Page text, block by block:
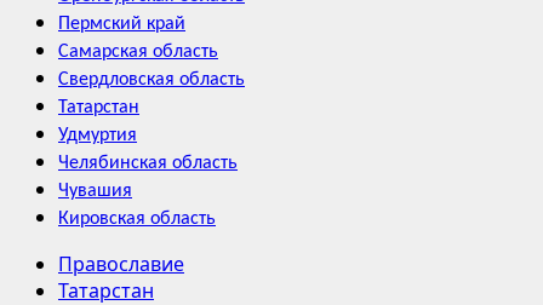
Пермский край
Самарская область
Свердловская область
Татарстан
Удмуртия
Челябинская область
Чувашия
Кировская область
Православие
Татарстан